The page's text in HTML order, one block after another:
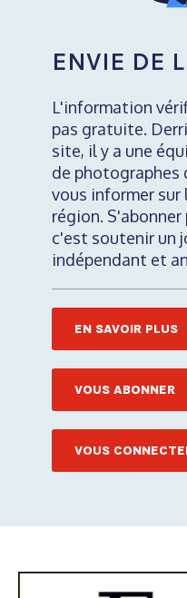
ENVIE DE
L'information
pas gratuite.
site, il y a une
de photographes
vous informer
région.
c'est soutenir un
indépendant et
EN SAVOIR PLUS
VOUS ABONNER
VOUS